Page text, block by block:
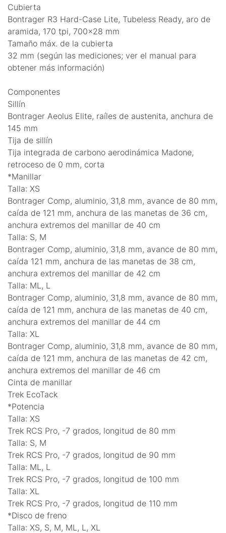
Cubierta
Bontrager R3 Hard-Case Lite, Tubeless Ready, aro de
aramida, 170 tpi, 700x28 mm
Tamaño máx. de la cubierta
32 mm (según las mediciones; ver el manual para
obtener más información)
Componentes
Sillín
Bontrager Aeolus Elite, raíles de austenita, anchura de
145 mm
Tija de sillín
Tija integrada de carbono aerodinámica Madone,
retroceso de 0 mm, corta
*Manillar
Talla: XS
Bontrager Comp, aluminio, 31,8 mm, avance de 80 mm,
caída de 121 mm, anchura de las manetas de 36 cm,
anchura extremos del manillar de 40 cm
Talla: S, M
Bontrager Comp, aluminio, 31,8 mm, avance de 80 mm,
caída 121 mm, anchura de las manetas de 38 cm,
anchura extremos del manillar de 42 cm
Talla: ML, L
Bontrager Comp, aluminio, 31,8 mm, avance de 80 mm,
caída de 121 mm, anchura de las manetas de 40 cm,
anchura extremos del manillar de 44 cm
Talla: XL
Bontrager Comp, aluminio, 31,8 mm, avance de 80 mm,
caída de 121 mm, anchura de las manetas de 42 cm,
anchura extremos del manillar de 46 cm
Cinta de manillar
Trek EcoTack
*Potencia
Talla: XS
Trek RCS Pro, -7 grados, longitud de 80 mm
Talla: S, M
Trek RCS Pro, -7 grados, longitud de 90 mm
Talla: ML, L
Trek RCS Pro, -7 grados, longitud de 100 mm
Talla: XL
Trek RCS Pro, -7 grados, longitud de 110 mm
*Disco de freno
Talla: XS, S, M, ML, L, XL